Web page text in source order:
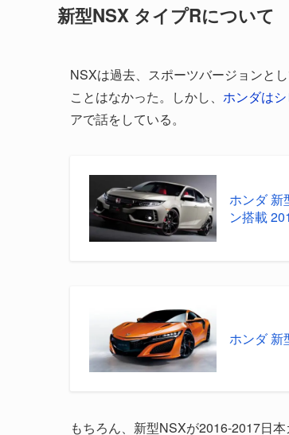
新型NSX タイプRについて
NSXは過去、スポーツバージョンと
ことはなかった。しかし、 ホンダは
アで話をしている。
ホンダ 新
ン搭載
ホンダ 新
もちろん、新型NSXが2016-2017日